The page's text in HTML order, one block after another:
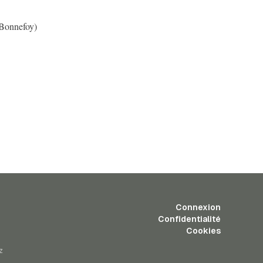
Connexion
Confidentialité
Cookies